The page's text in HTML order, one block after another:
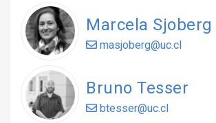
Marcela Sjoberg
masjoberg@uc.cl
Bruno Tesser
btesser@uc.cl